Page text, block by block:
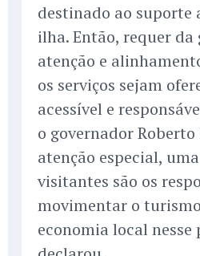
destinado ao suporte
ilha. Então, requer
atenção e
os serviços sejam
acessível e
o governador
atenção especial,
visitantes são os
movimentar o
economia local nesse